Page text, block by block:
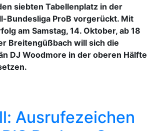
siebten Tabellenplatz in der
Bundesliga ProB vorgerückt. Mit
am Samstag, 14. Oktober, ab 18
Breitengüßbach will sich die
DJ Woodmore in der oberen Hälfte
Ausrufezeichen